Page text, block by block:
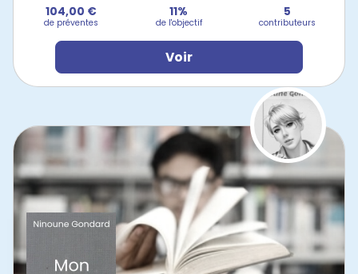
104,00 €
de préventes
11%
de l'objectif
5
contributeurs
Voir